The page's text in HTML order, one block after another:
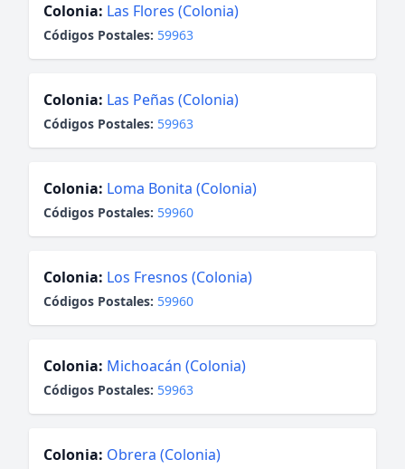
Colonia: Las Flores (Colonia)
Códigos Postales: 59963
Colonia: Las Peñas (Colonia)
Códigos Postales: 59963
Colonia: Loma Bonita (Colonia)
Códigos Postales: 59960
Colonia: Los Fresnos (Colonia)
Códigos Postales: 59960
Colonia: Michoacán (Colonia)
Códigos Postales: 59963
Colonia: Obrera (Colonia)